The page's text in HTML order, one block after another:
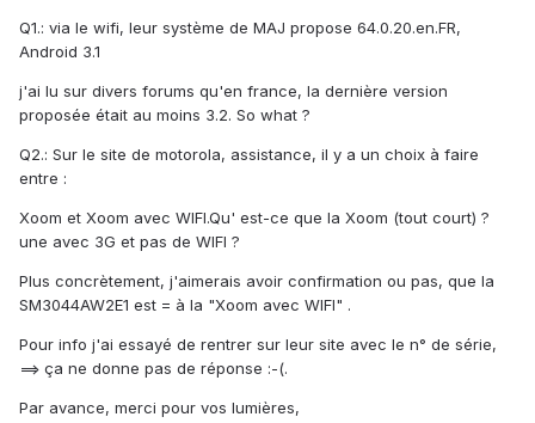
Q1.: via le wifi, leur système de MAJ propose 64.0.20.en.FR,
Android 3.1
j'ai lu sur divers forums qu'en france, la dernière version
proposée était au moins 3.2. So what ?
Q2.: Sur le site de motorola, assistance, il y a un choix à faire
entre :
Xoom et Xoom avec WIFI.Qu' est-ce que la Xoom (tout court) ?
une avec 3G et pas de WIFI ?
Plus concrètement, j'aimerais avoir confirmation ou pas, que la
SM3044AW2E1 est = à la "Xoom avec WIFI" .
Pour info j'ai essayé de rentrer sur leur site avec le n° de série,
==> ça ne donne pas de réponse :-(.
Par avance, merci pour vos lumières,